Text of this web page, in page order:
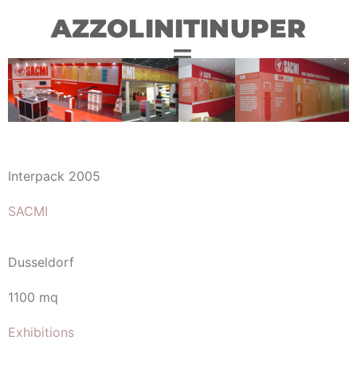
AZZOLINITINUPER
Interpack 2005
SACMI
Dusseldorf
1100 mq
Exhibitions